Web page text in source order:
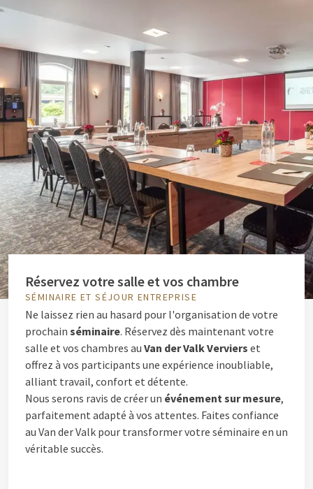
Réservez votre salle et vos chambre
SÉMINAIRE ET SÉJOUR ENTREPRISE
Ne laissez rien au hasard pour l'organisation de votre
prochain séminaire. Réservez dès maintenant votre
salle et vos chambres au Van der Valk Verviers et
offrez à vos participants une expérience inoubliable,
alliant travail, confort et détente.
Nous serons ravis de créer un événement sur mesure,
parfaitement adapté à vos attentes. Faites confiance
au Van der Valk pour transformer votre séminaire en un
véritable succès.